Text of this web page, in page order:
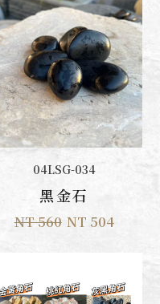
加入購物車
04LSG-034
黑金石
NT 560 NT 504